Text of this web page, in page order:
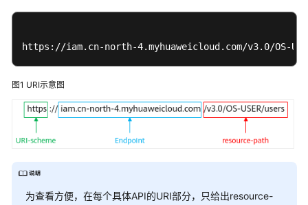
用
必
API
概
览
用
https://iam.cn-north-4.myhuaweicloud.com/v3.0/OS-
图1 URI示意图
为查看方便，在每个具体API的URI部分，只给出resource-